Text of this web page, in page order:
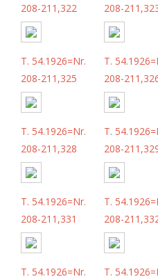
208-211,322
208-
T. 54.1926=Nr.
208-211,325
T.
208-
T. 54.1926=Nr.
208-211,328
T.
208-
T. 54.1926=Nr.
208-211,331
T.
208-
T. 54.1926=Nr.
T.